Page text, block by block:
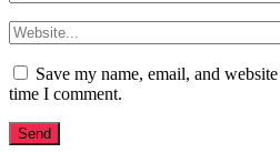
Save my name, email, and
time I comment.